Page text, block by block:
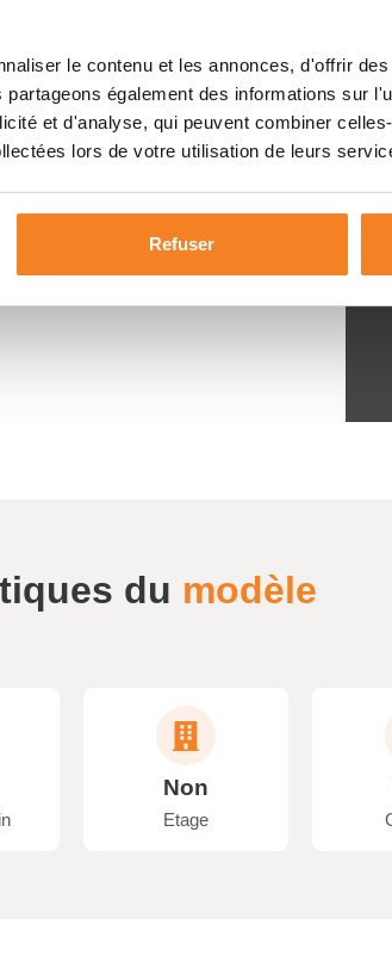
le contenu et les annonces, d'offrir
également des informations sur
et d'analyse, qui peuvent combiner
lors de votre utilisation de leurs
Refuser
du modèle
Non
Etage